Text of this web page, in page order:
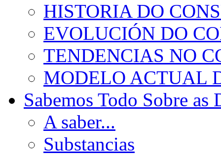
HISTORIA DO
EVOLUCIÓN DO
TENDENCIAS NO
MODELO ACTUAL
Sabemos Todo Sobre as
A saber...
Substancias